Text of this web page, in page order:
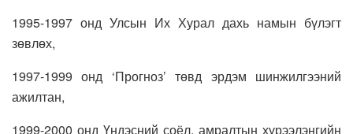
1995-1997 онд Улсын Их Хурал дахь намын бүлэгт
зөвлөх,
1997-1999 онд ‘Прогноз’ төвд эрдэм шинжилгээний
ажилтан,
1999-2000 онд Үндэсний соёл, амралтын хүрээлэнгийн